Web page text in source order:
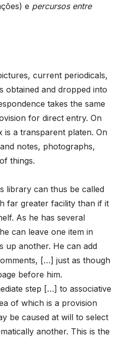
e percursos entre
current periodicals,
obtained and dropped into
takes the same
for direct entry. On
is a transparent platen. On
notes, photographs,
things.
library can thus be called
far greater facility than if it
As he has several
can leave one item in
up another. He can add
[…] just as though
before him.
step […] to associative
of which is a provision
be caused at will to select
another. This is the